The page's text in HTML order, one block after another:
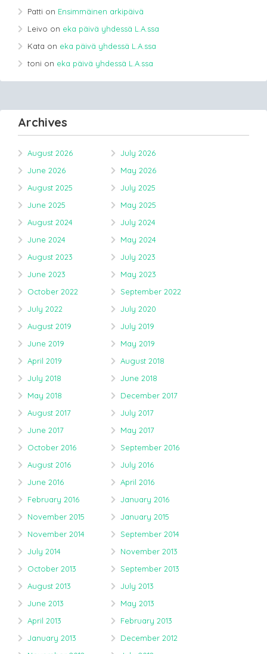
Patti on Ensimmäinen arkipäivä
Leivo on eka päivä yhdessä L.A.ssa
Kata on eka päivä yhdessä L.A.ssa
toni on eka päivä yhdessä L.A.ssa
Archives
August 2026
July 2026
June 2026
May 2026
August 2025
July 2025
June 2025
May 2025
August 2024
July 2024
June 2024
May 2024
August 2023
July 2023
June 2023
May 2023
October 2022
September 2022
July 2022
July 2020
August 2019
July 2019
June 2019
May 2019
April 2019
August 2018
July 2018
June 2018
May 2018
December 2017
August 2017
July 2017
June 2017
May 2017
October 2016
September 2016
August 2016
July 2016
June 2016
April 2016
February 2016
January 2016
November 2015
January 2015
November 2014
September 2014
July 2014
November 2013
October 2013
September 2013
August 2013
July 2013
June 2013
May 2013
April 2013
February 2013
January 2013
December 2012